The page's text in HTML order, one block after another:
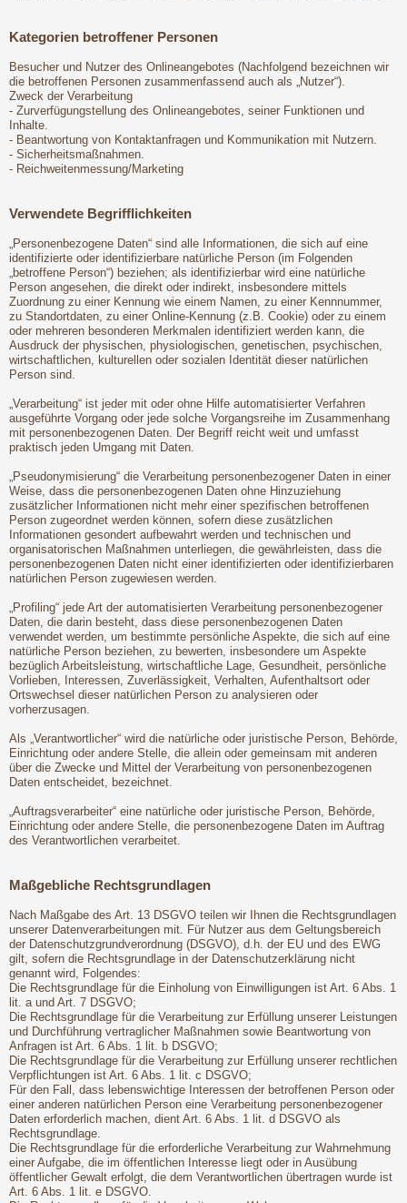
Kategorien betroffener Personen
Besucher und Nutzer des Onlineangebotes (Nachfolgend bezeichnen wir
die betroffenen Personen zusammenfassend auch als „Nutzer“).
Zweck der Verarbeitung
- Zurverfügungstellung des Onlineangebotes, seiner Funktionen und
Inhalte.
- Beantwortung von Kontaktanfragen und Kommunikation mit Nutzern.
- Sicherheitsmaßnahmen.
- Reichweitenmessung/Marketing
Verwendete Begrifflichkeiten
„Personenbezogene Daten“ sind alle Informationen, die sich auf eine
identifizierte oder identifizierbare natürliche Person (im Folgenden
„betroffene Person“) beziehen; als identifizierbar wird eine natürliche
Person angesehen, die direkt oder indirekt, insbesondere mittels
Zuordnung zu einer Kennung wie einem Namen, zu einer Kennnummer,
zu Standortdaten, zu einer Online-Kennung (z.B. Cookie) oder zu einem
oder mehreren besonderen Merkmalen identifiziert werden kann, die
Ausdruck der physischen, physiologischen, genetischen, psychischen,
wirtschaftlichen, kulturellen oder sozialen Identität dieser natürlichen
Person sind.
„Verarbeitung“ ist jeder mit oder ohne Hilfe automatisierter Verfahren
ausgeführte Vorgang oder jede solche Vorgangsreihe im Zusammenhang
mit personenbezogenen Daten. Der Begriff reicht weit und umfasst
praktisch jeden Umgang mit Daten.
„Pseudonymisierung“ die Verarbeitung personenbezogener Daten in einer
Weise, dass die personenbezogenen Daten ohne Hinzuziehung
zusätzlicher Informationen nicht mehr einer spezifischen betroffenen
Person zugeordnet werden können, sofern diese zusätzlichen
Informationen gesondert aufbewahrt werden und technischen und
organisatorischen Maßnahmen unterliegen, die gewährleisten, dass die
personenbezogenen Daten nicht einer identifizierten oder identifizierbaren
natürlichen Person zugewiesen werden.
„Profiling“ jede Art der automatisierten Verarbeitung personenbezogener
Daten, die darin besteht, dass diese personenbezogenen Daten
verwendet werden, um bestimmte persönliche Aspekte, die sich auf eine
natürliche Person beziehen, zu bewerten, insbesondere um Aspekte
bezüglich Arbeitsleistung, wirtschaftliche Lage, Gesundheit, persönliche
Vorlieben, Interessen, Zuverlässigkeit, Verhalten, Aufenthaltsort oder
Ortswechsel dieser natürlichen Person zu analysieren oder
vorherzusagen.
Als „Verantwortlicher“ wird die natürliche oder juristische Person, Behörde,
Einrichtung oder andere Stelle, die allein oder gemeinsam mit anderen
über die Zwecke und Mittel der Verarbeitung von personenbezogenen
Daten entscheidet, bezeichnet.
„Auftragsverarbeiter“ eine natürliche oder juristische Person, Behörde,
Einrichtung oder andere Stelle, die personenbezogene Daten im Auftrag
des Verantwortlichen verarbeitet.
Maßgebliche Rechtsgrundlagen
Nach Maßgabe des Art. 13 DSGVO teilen wir Ihnen die Rechtsgrundlagen
unserer Datenverarbeitungen mit. Für Nutzer aus dem Geltungsbereich
der Datenschutzgrundverordnung (DSGVO), d.h. der EU und des EWG
gilt, sofern die Rechtsgrundlage in der Datenschutzerklärung nicht
genannt wird, Folgendes:
Die Rechtsgrundlage für die Einholung von Einwilligungen ist Art. 6 Abs. 1
lit. a und Art. 7 DSGVO;
Die Rechtsgrundlage für die Verarbeitung zur Erfüllung unserer Leistungen
und Durchführung vertraglicher Maßnahmen sowie Beantwortung von
Anfragen ist Art. 6 Abs. 1 lit. b DSGVO;
Die Rechtsgrundlage für die Verarbeitung zur Erfüllung unserer rechtlichen
Verpflichtungen ist Art. 6 Abs. 1 lit. c DSGVO;
Für den Fall, dass lebenswichtige Interessen der betroffenen Person oder
einer anderen natürlichen Person eine Verarbeitung personenbezogener
Daten erforderlich machen, dient Art. 6 Abs. 1 lit. d DSGVO als
Rechtsgrundlage.
Die Rechtsgrundlage für die erforderliche Verarbeitung zur Wahrnehmung
einer Aufgabe, die im öffentlichen Interesse liegt oder in Ausübung
öffentlicher Gewalt erfolgt, die dem Verantwortlichen übertragen wurde ist
Art. 6 Abs. 1 lit. e DSGVO.